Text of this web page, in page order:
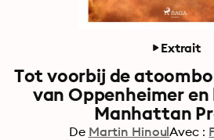
Extrait
Tot voorbij de
van Oppenheimer
Manhattan
De Martin HinoulAvec :